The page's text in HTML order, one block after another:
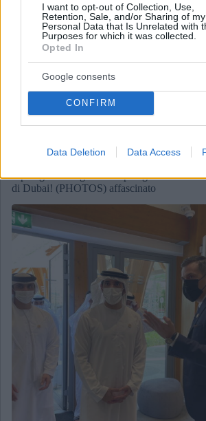
I want to opt-out of Collection, Use,
Retention, Sale, and/or Sharing of my
Personal Data that Is Unrelated with
Purposes for which it was collected.
Opted In
Google consents
CONFIRM
Data Deletion Data Access
November 24, 2021
Il padiglione ungherese il padiglione della
di Dubai! (PHOTOS) affascinato